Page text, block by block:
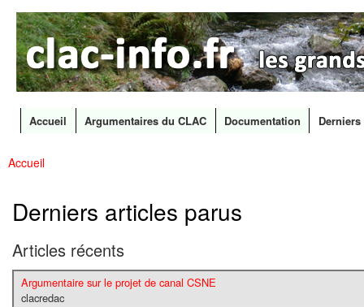
CLAC
Info
Les
grands
canaux
en
Menu principal
Accueil Argumentaires du CLAC Documentation
Accueil
Derniers articles parus
Articles récents
Argumentaire sur le projet de canal CSNE
clacredac